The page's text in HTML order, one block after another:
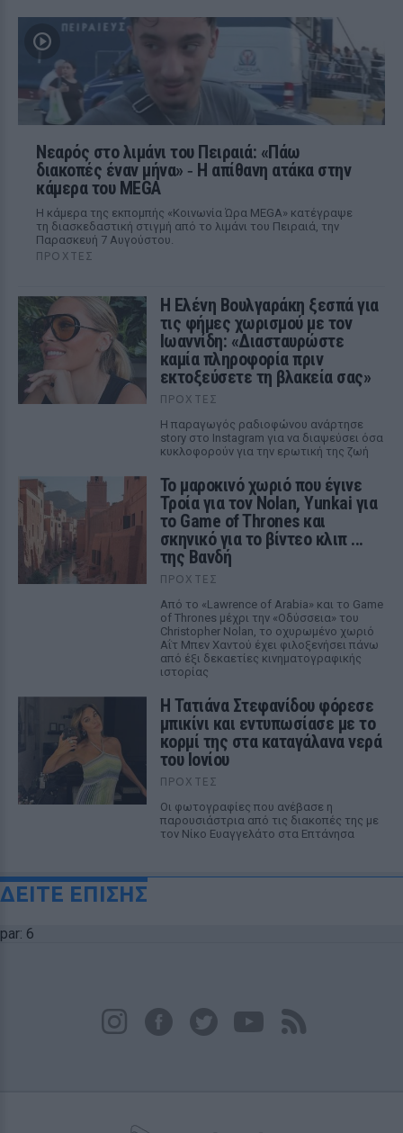
Νεαρός στο λιμάνι του Πειραιά: «Πάω
διακοπές έναν μήνα» ‑ Η απίθανη ατάκα στην
κάμερα του MEGA
Η κάμερα της εκπομπής «Κοινωνία Ώρα MEGA» κατέγραψε
τη διασκεδαστική στιγμή από το λιμάνι του Πειραιά, την
Παρασκευή 7 Αυγούστου.
ΠΡΟΧΤΈΣ
Η Ελένη Βουλγαράκη ξεσπά για
τις φήμες χωρισμού με τον
Ιωαννίδη: «Διασταυρώστε
καμία πληροφορία πριν
εκτοξεύσετε τη βλακεία σας»
ΠΡΟΧΤΈΣ
Η παραγωγός ραδιοφώνου ανάρτησε
story στο Instagram για να διαψεύσει όσα
κυκλοφορούν για την ερωτική της ζωή
Το μαροκινό χωριό που έγινε
Τροία για τον Nolan, Yunkai για
το Game of Thrones και
σκηνικό για το βίντεο κλιπ ...
της Βανδή
ΠΡΟΧΤΈΣ
Από το «Lawrence of Arabia» και το Game
of Thrones μέχρι την «Οδύσσεια» του
Christopher Nolan, το οχυρωμένο χωριό
Αΐτ Μπεν Χαντού έχει φιλοξενήσει πάνω
από έξι δεκαετίες κινηματογραφικής
ιστορίας
Η Τατιάνα Στεφανίδου φόρεσε
μπικίνι και εντυπωσίασε με το
κορμί της στα καταγάλανα νερά
του Ιονίου
ΠΡΟΧΤΈΣ
Οι φωτογραφίες που ανέβασε η
παρουσιάστρια από τις διακοπές της με
τον Νίκο Ευαγγελάτο στα Επτάνησα
ΔΕΙΤΕ ΕΠΙΣΗΣ
par: 6